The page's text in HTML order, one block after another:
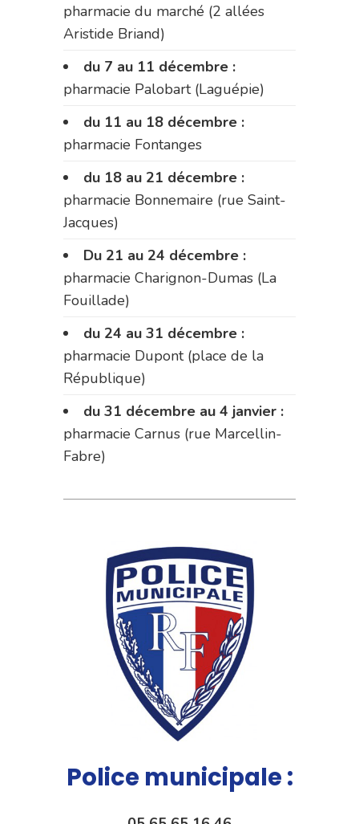
pharmacie du marché (2 allées
Aristide Briand)
du 7 au 11 décembre :
pharmacie Palobart (Laguépie)
du 11 au 18 décembre :
pharmacie Fontanges
du 18 au 21 décembre :
pharmacie Bonnemaire (rue Saint-
Jacques)
Du 21 au 24 décembre :
pharmacie Charignon-Dumas (La
Fouillade)
du 24 au 31 décembre :
pharmacie Dupont (place de la
République)
du 31 décembre au 4 janvier :
pharmacie Carnus (rue Marcellin-
Fabre)
Police municipale :